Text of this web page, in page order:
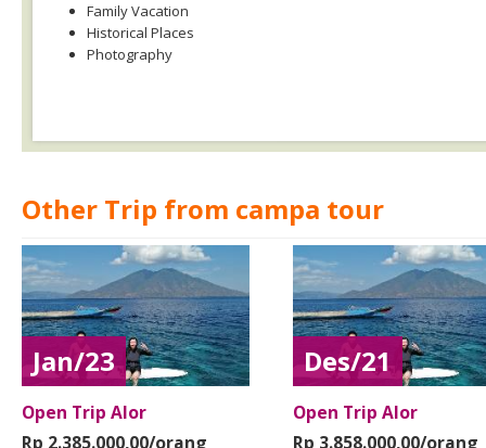
Family Vacation
Historical Places
Photography
Other Trip from campa tour
Jan/23
Open Trip Alor
Rp 2.385.000,00/orang
Des/21
Open Trip Alor
Rp 3.858.000,00/orang